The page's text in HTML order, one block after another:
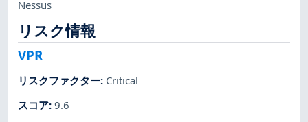
Nessus
リスク情報
VPR
リスクファクター: Critical
スコア:9.6